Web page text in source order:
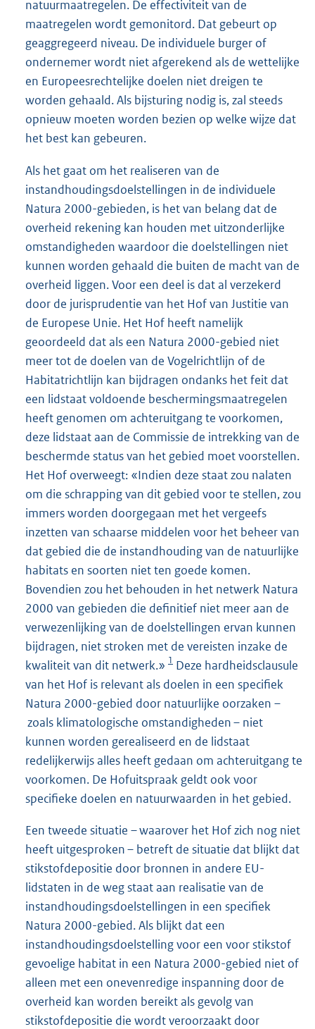
natuurmaatregelen. De effectiviteit van de
maatregelen wordt gemonitord. Dat gebeurt op
geaggregeerd niveau. De individuele burger of
ondernemer wordt niet afgerekend als de wettelijke
en Europeesrechtelijke doelen niet dreigen te
worden gehaald. Als bijsturing nodig is, zal steeds
opnieuw moeten worden bezien op welke wijze dat
het best kan gebeuren.
Als het gaat om het realiseren van de
instandhoudingsdoelstellingen in de individuele
Natura 2000-gebieden, is het van belang dat de
overheid rekening kan houden met uitzonderlijke
omstandigheden waardoor die doelstellingen niet
kunnen worden gehaald die buiten de macht van de
overheid liggen. Voor een deel is dat al verzekerd
door de jurisprudentie van het Hof van Justitie van
de Europese Unie. Het Hof heeft namelijk
geoordeeld dat als een Natura 2000-gebied niet
meer tot de doelen van de Vogelrichtlijn of de
Habitatrichtlijn kan bijdragen ondanks het feit dat
een lidstaat voldoende beschermingsmaatregelen
heeft genomen om achteruitgang te voorkomen,
deze lidstaat aan de Commissie de intrekking van de
beschermde status van het gebied moet voorstellen.
Het Hof overweegt: «Indien deze staat zou nalaten
om die schrapping van dit gebied voor te stellen, zou
immers worden doorgegaan met het vergeefs
inzetten van schaarse middelen voor het beheer van
dat gebied die de instandhouding van de natuurlijke
habitats en soorten niet ten goede komen.
Bovendien zou het behouden in het netwerk Natura
2000 van gebieden die definitief niet meer aan de
verwezenlijking van de doelstellingen ervan kunnen
bijdragen, niet stroken met de vereisten inzake de
kwaliteit van dit netwerk.» 1 Deze hardheidsclausule
van het Hof is relevant als doelen in een specifiek
Natura 2000-gebied door natuurlijke oorzaken –
zoals klimatologische omstandigheden – niet
kunnen worden gerealiseerd en de lidstaat
redelijkerwijs alles heeft gedaan om achteruitgang te
voorkomen. De Hofuitspraak geldt ook voor
specifieke doelen en natuurwaarden in het gebied.
Een tweede situatie – waarover het Hof zich nog niet
heeft uitgesproken – betreft de situatie dat blijkt dat
stikstofdepositie door bronnen in andere EU-
lidstaten in de weg staat aan realisatie van de
instandhoudingsdoelstellingen in een specifiek
Natura 2000-gebied. Als blijkt dat een
instandhoudingsdoelstelling voor een voor stikstof
gevoelige habitat in een Natura 2000-gebied niet of
alleen met een onevenredige inspanning door de
overheid kan worden bereikt als gevolg van
stikstofdepositie die wordt veroorzaakt door